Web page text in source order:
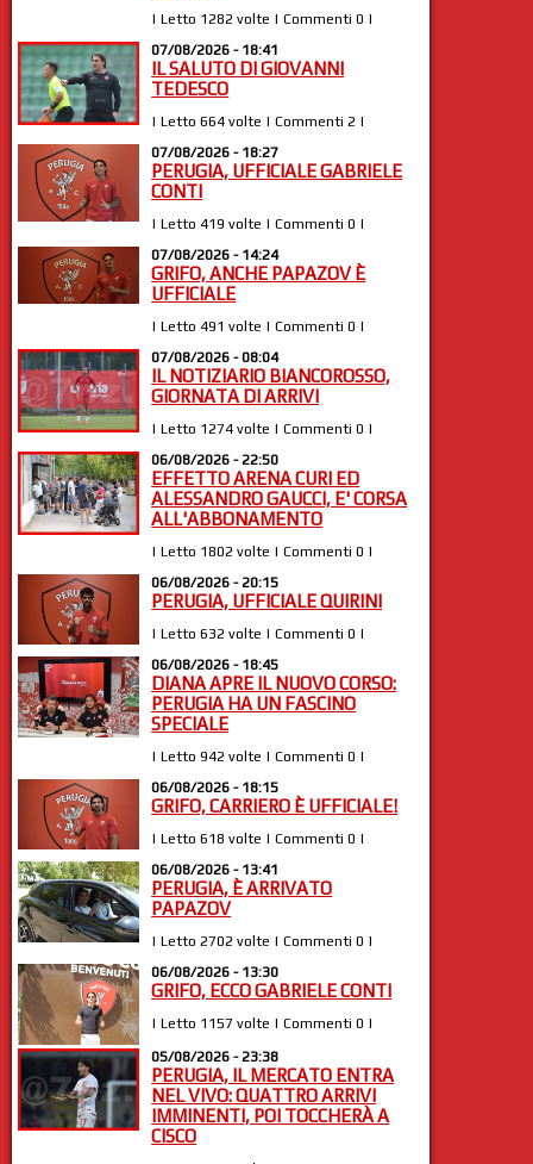
| Letto 1282 volte | Commenti 0 |
07/08/2026 - 18:41
IL SALUTO DI GIOVANNI
TEDESCO
| Letto 664 volte | Commenti 2 |
07/08/2026 - 18:27
PERUGIA, UFFICIALE GABRIELE
CONTI
| Letto 419 volte | Commenti 0 |
07/08/2026 - 14:24
GRIFO, ANCHE PAPAZOV È
UFFICIALE
| Letto 491 volte | Commenti 0 |
07/08/2026 - 08:04
IL NOTIZIARIO BIANCOROSSO,
GIORNATA DI ARRIVI
| Letto 1274 volte | Commenti 0 |
06/08/2026 - 22:50
EFFETTO ARENA CURI ED
ALESSANDRO GAUCCI, E' CORSA
ALL'ABBONAMENTO
| Letto 1802 volte | Commenti 0 |
06/08/2026 - 20:15
PERUGIA, UFFICIALE QUIRINI
| Letto 632 volte | Commenti 0 |
06/08/2026 - 18:45
DIANA APRE IL NUOVO CORSO:
PERUGIA HA UN FASCINO
SPECIALE
| Letto 942 volte | Commenti 0 |
06/08/2026 - 18:15
GRIFO, CARRIERO È UFFICIALE!
| Letto 618 volte | Commenti 0 |
06/08/2026 - 13:41
PERUGIA, È ARRIVATO
PAPAZOV
| Letto 2702 volte | Commenti 0 |
06/08/2026 - 13:30
GRIFO, ECCO GABRIELE CONTI
| Letto 1157 volte | Commenti 0 |
05/08/2026 - 23:38
PERUGIA, IL MERCATO ENTRA
NEL VIVO: QUATTRO ARRIVI
IMMINENTI, POI TOCCHERÀ A
CISCO